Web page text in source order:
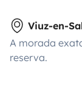
Viuz-en-
A morada
reserva.